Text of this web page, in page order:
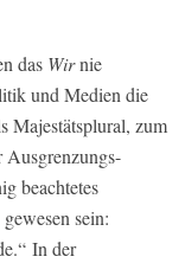
das Wirnie
und Medien die
Majestätsplural, zum
beachtetes
gewesen sein:
In der